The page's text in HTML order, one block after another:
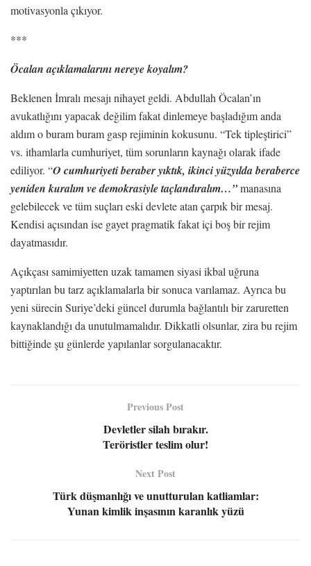
motivasyonla çıkıyor.
***
Öcalan açıklamalarını nereye koyalım?
Beklenen İmralı mesajı nihayet geldi. Abdullah Öcalan’ın
avukatlığını yapacak değilim fakat dinlemeye başladığım anda
aldım o buram buram gasp rejiminin kokusunu. “Tek tipleştirici”
vs. ithamlarla cumhuriyet, tüm sorunların kaynağı olarak ifade
ediliyor. “O cumhuriyeti beraber yıktık, ikinci yüzyılda beraberce
yeniden kuralım ve demokrasiyle taçlandıralım…”manasına
gelebilecek ve tüm suçları eski devlete atan çarpık bir mesaj.
Kendisi açısından ise gayet pragmatik fakat içi boş bir rejim
dayatmasıdır.
Açıkçası samimiyetten uzak tamamen siyasi ikbal uğruna
yaptırılan bu tarz açıklamalarla bir sonuca varılamaz. Ayrıca bu
yeni sürecin Suriye’deki güncel durumla bağlantılı bir zaruretten
kaynaklandığı da unutulmamalıdır. Dikkatli olsunlar, zira bu rejim
bittiğinde şu günlerde yapılanlar sorgulanacaktır.
Previous Post
Devletler silah bırakır.
Teröristler teslim olur!
Next Post
Türk düşmanlığı ve unutturulan katliamlar:
Yunan kimlik inşasının karanlık yüzü